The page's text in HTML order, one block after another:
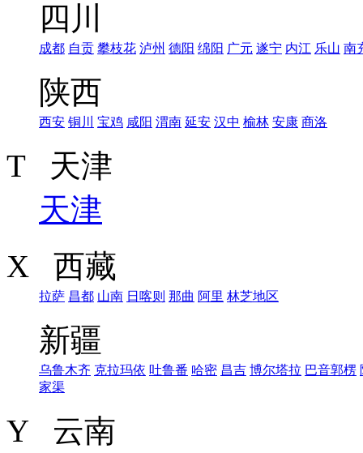
四川
成都 自贡 攀枝花 泸州 德阳 绵阳 广元 遂宁 内江 乐山 南
陕西
西安 铜川 宝鸡 咸阳 渭南 延安 汉中 榆林 安康 商洛
T 天津
天津
X 西藏
拉萨 昌都 山南 日喀则 那曲 阿里 林芝地区
新疆
乌鲁木齐 克拉玛依 吐鲁番 哈密 昌吉 博尔塔拉 巴音郭楞
家渠
Y 云南